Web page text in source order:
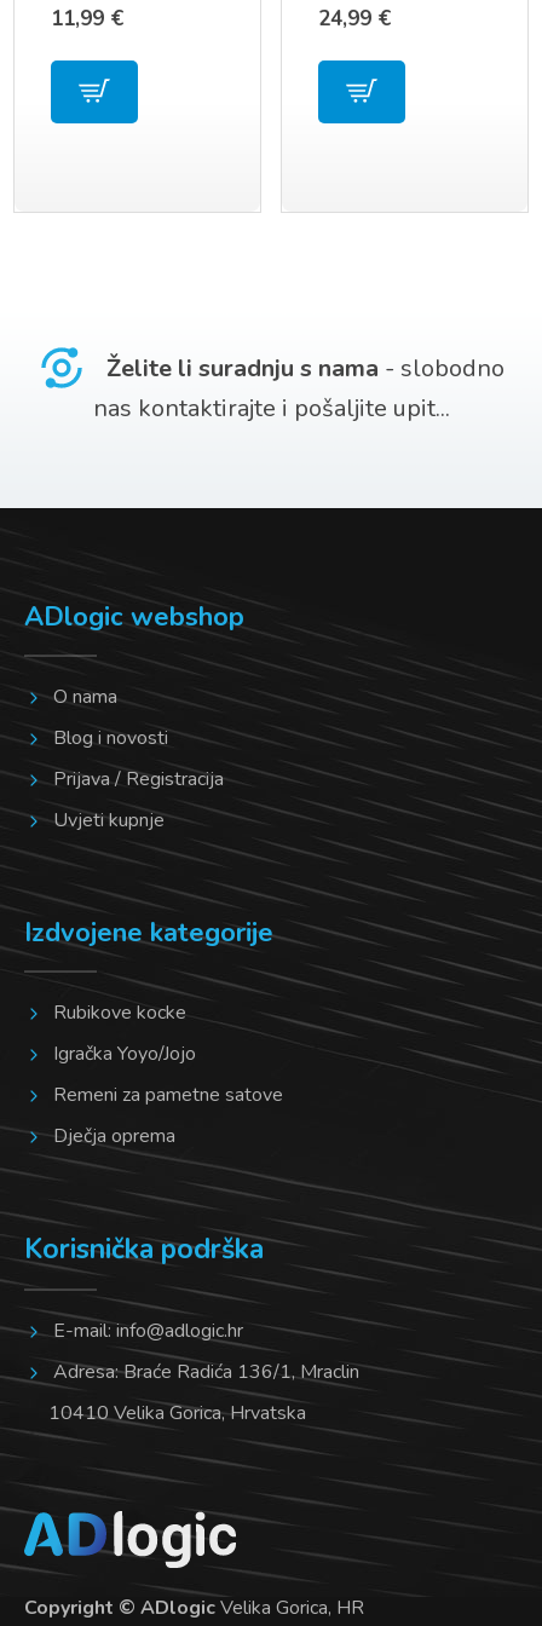
11,99 €
4×4
24,99 €
Želite li suradnju s nama - slobodno
nas kontaktirajte i pošaljite upit...
ADlogic webshop
O nama
Blog i novosti
Prijava / Registracija
Uvjeti kupnje
Izdvojene kategorije
Rubikove kocke
Igračka Yoyo/Jojo
Remeni za pametne satove
Dječja oprema
Korisnička podrška
E-mail:info@adlogic.hr
Adresa: Braće Radića 136/1, Mraclin
10410 Velika Gorica, Hrvatska
Copyright © ADlogicVelika Gorica, HR